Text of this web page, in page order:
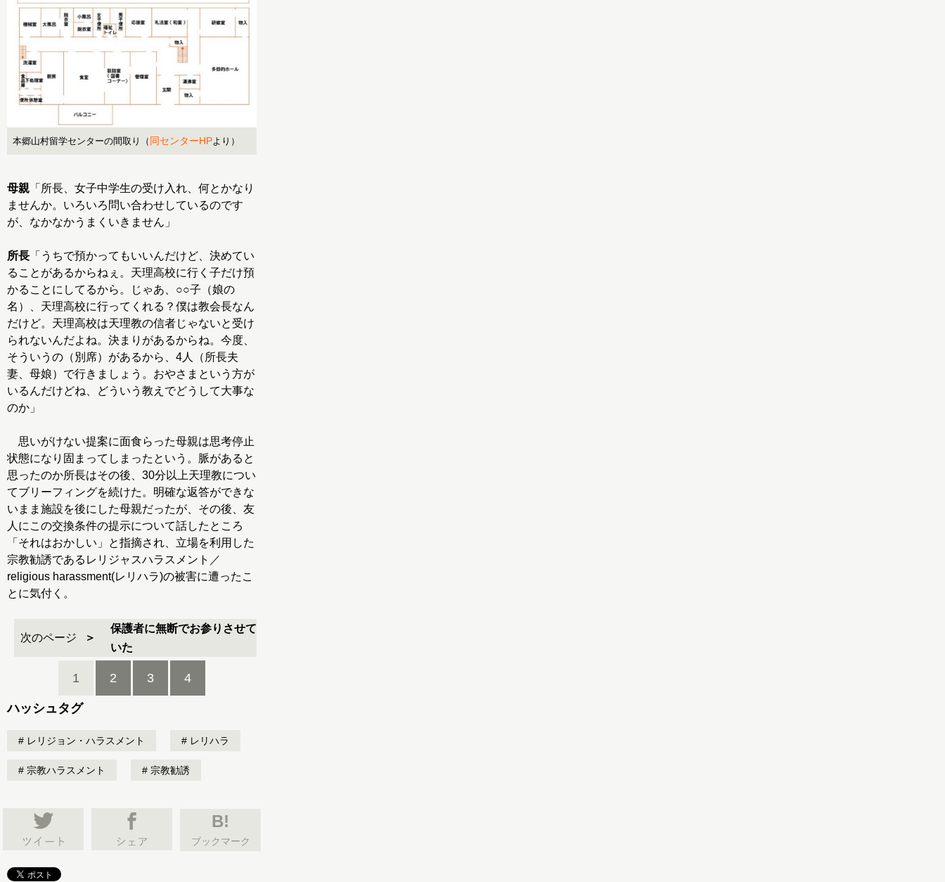
本郷山村留学センターの間取り（ 同センターHPより）
母親 「所長、女子中学生の受け入れ、何とかなり
ませんか。いろいろ問い合わせしているのです
が、なかなかうまくいきません」
所長 「うちで預かってもいいんだけど、決めてい
ることがあるからねぇ。天理高校に行く子だけ預
かることにしてるから。じゃあ、○○子（娘の
名）、天理高校に行ってくれる？僕は教会長なん
だけど。天理高校は天理教の信者じゃないと受け
られないんだよね。決まりがあるからね。今度、
そういうの（別席）があるから、4人（所長夫
妻、母娘）で行きましょう。おやさまという方が
いるんだけどね、どういう教えでどうして大事な
のか」
思いがけない提案に面食らった母親は思考停止
状態になり固まってしまったという。脈があると
思ったのか所長はその後、30分以上天理教につい
てブリーフィングを続けた。明確な返答ができな
いまま施設を後にした母親だったが、その後、友
人にこの交換条件の提示について話したところ
「それはおかしい」と指摘され、立場を利用した
宗教勧誘であるレリジャスハラスメント／
religious harassment(レリハラ)の被害に遭ったこ
とに気付く。
次のページ
保護者に無断でお参りさせて
いた
1 2 3 4
ハッシュタグ
レリジョン・ハラスメント レリハラ
宗教ハラスメント 宗教勧誘
B!
ブックマーク